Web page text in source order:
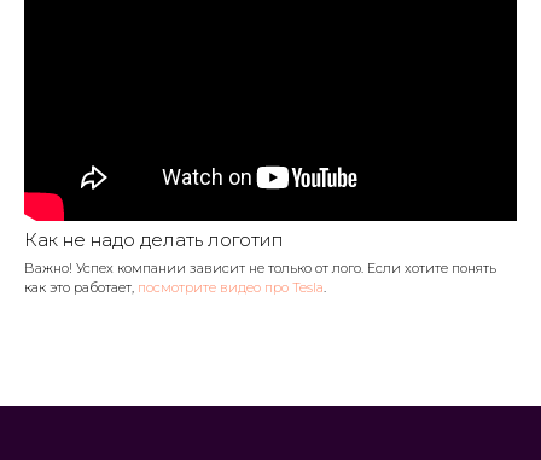
Как не надо делать логотип
Важно! Успех компании зависит не только от лого. Если хотите понять
как это работает, посмотрите видео про Tesla.